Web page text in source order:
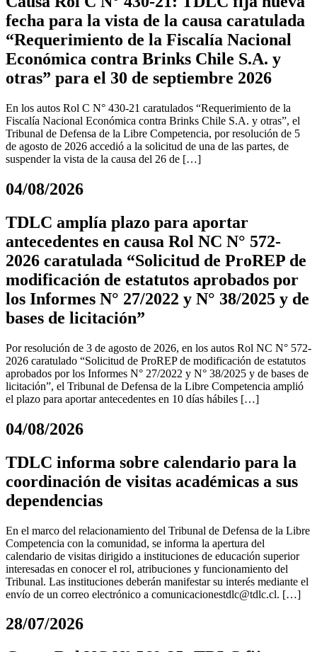
fecha para la vista de la causa caratulada
“Requerimiento de la Fiscalía Nacional
Económica contra Brinks Chile S.A. y
otras” para el 30 de septiembre 2026
En los autos Rol C N° 430-21 caratulados “Requerimiento de la
Fiscalía Nacional Económica contra Brinks Chile S.A. y otras”, el
Tribunal de Defensa de la Libre Competencia, por resolución de 5
de agosto de 2026 accedió a la solicitud de una de las partes, de
suspender la vista de la causa del 26 de […]
04/08/2026
TDLC amplía plazo para aportar
antecedentes en causa Rol NC N° 572-
2026 caratulada “Solicitud de ProREP de
modificación de estatutos aprobados por
los Informes N° 27/2022 y N° 38/2025 y de
bases de licitación”
Por resolución de 3 de agosto de 2026, en los autos Rol NC N° 572-
2026 caratulado “Solicitud de ProREP de modificación de estatutos
aprobados por los Informes N° 27/2022 y N° 38/2025 y de bases de
licitación”, el Tribunal de Defensa de la Libre Competencia amplió
el plazo para aportar antecedentes en 10 días hábiles […]
04/08/2026
TDLC informa sobre calendario para la
coordinación de visitas académicas a sus
dependencias
En el marco del relacionamiento del Tribunal de Defensa de la Libre
Competencia con la comunidad, se informa la apertura del
calendario de visitas dirigido a instituciones de educación superior
interesadas en conocer el rol, atribuciones y funcionamiento del
Tribunal. Las instituciones deberán manifestar su interés mediante el
envío de un correo electrónico a comunicacionestdlc@tdlc.cl. […]
28/07/2026